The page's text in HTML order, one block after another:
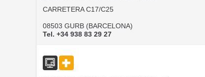
CARRETERA C17/C25
08503 GURB (BARCELONA)
Tel. +34 938 83 29 27